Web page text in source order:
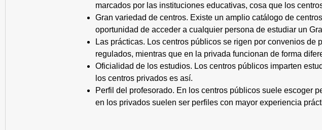
marcados por las instituciones educativas, cosa que los
Gran variedad de centros. Existe un amplio catálogo de
oportunidad de acceder a cualquier persona de estudiar un
Las prácticas. Los centros públicos se rigen por convenios
regulados, mientras que en la privada funcionan de forma
Oficialidad de los estudios. Los centros públicos imparten
los centros privados es así.
Perfil del profesorado. En los centros públicos suele escoger
en los privados suelen ser perfiles con mayor experiencia